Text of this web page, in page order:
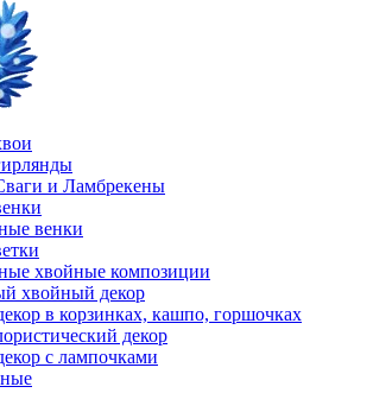
и Ламбрекены
венки
хвойные композиции
хвойный декор
в корзинках, кашпо, горшочках
декор
с лампочками